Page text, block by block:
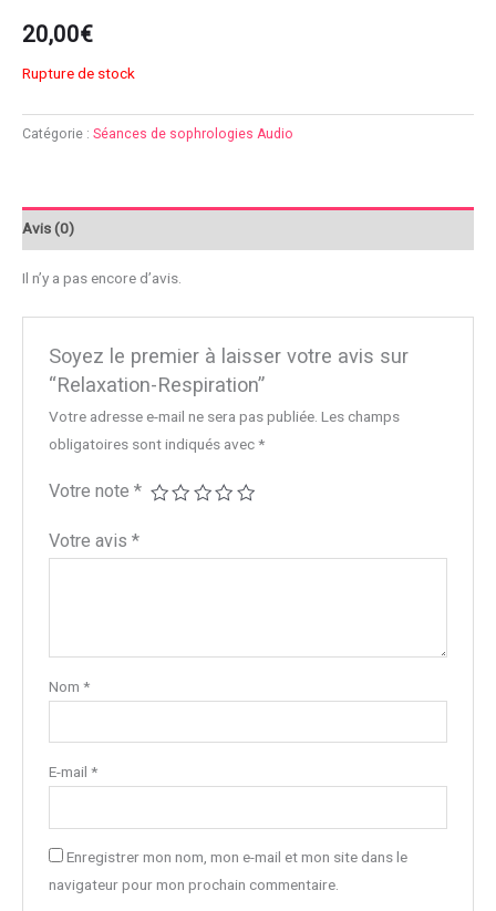
20,00€
Rupture de stock
Catégorie : Séances de sophrologies Audio
Avis (0)
Il n’y a pas encore d’avis.
Soyez le premier à laisser votre avis sur
“Relaxation-Respiration”
Votre adresse e-mail ne sera pas publiée. Les champs
obligatoires sont indiqués avec*
Votre note *
Votre avis *
Nom *
E-mail *
Enregistrer mon nom, mon e-mail et mon site dans le
navigateur pour mon prochain commentaire.